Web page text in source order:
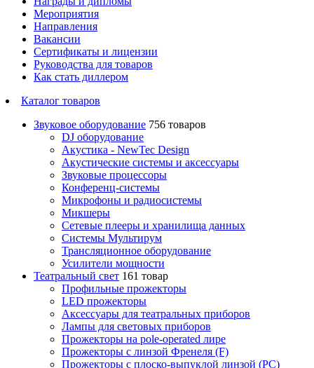
Мероприятия
Направления
Вакансии
Сертификаты и лицензии
Руководства для товаров
Как стать диллером
Каталог товаров
Звуковое оборудование 756 товаров
DJ оборудование
Акустика - NewTec Design
Акустические системы и аксессуары
Звуковые процессоры
Конференц-системы
Микрофоны и радиосистемы
Микшеры
Сетевые плееры и хранилища данных
Системы Мультирум
Трансляционное оборудование
Усилители мощности
Театральный свет 161 товар
Профильные прожекторы
LED прожекторы
Аксессуары для театральных приборов
Лампы для световых приборов
Прожекторы на pole-operated лире
Прожекторы с линзой Френеля (F)
Прожекторы с плоско-выпуклой линзой (PC)